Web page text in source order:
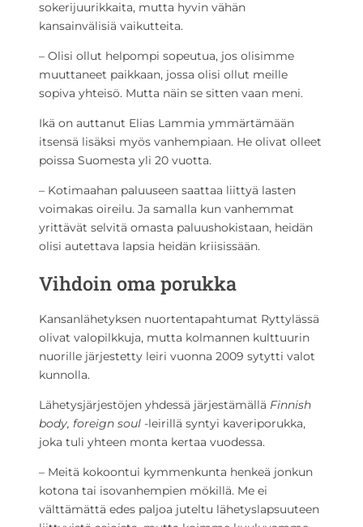
sokerijuurikkaita, mutta hyvin vähän
kansainvälisiä vaikutteita.
– Olisi ollut helpompi sopeutua, jos olisimme
muuttaneet paikkaan, jossa olisi ollut meille
sopiva yhteisö. Mutta näin se sitten vaan meni.
Ikä on auttanut Elias Lammia ymmärtämään
itsensä lisäksi myös vanhempiaan. He olivat olleet
poissa Suomesta yli 20 vuotta.
– Kotimaahan paluuseen saattaa liittyä lasten
voimakas oireilu. Ja samalla kun vanhemmat
yrittävät selvitä omasta paluushokistaan, heidän
olisi autettava lapsia heidän kriisissään.
Vihdoin oma porukka
Kansanlähetyksen nuortentapahtumat Ryttylässä
olivat valopilkkuja, mutta kolmannen kulttuurin
nuorille järjestetty leiri vuonna 2009 sytytti valot
kunnolla.
Lähetysjärjestöjen yhdessä järjestämällä Finnish
body, foreign soul -leirillä syntyi kaveriporukka,
joka tuli yhteen monta kertaa vuodessa.
– Meitä kokoontui kymmenkunta henkeä jonkun
kotona tai isovanhempien mökillä. Me ei
välttämättä edes paljoa juteltu lähetyslapsuuteen